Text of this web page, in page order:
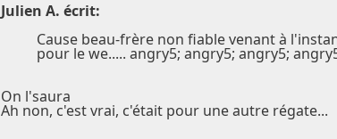
Julien A. écrit:
Cause beau-frère non fiable venant à
pour le we..... angry5; angry5; angry5;
On l'saura
Ah non, c'est vrai, c'était pour une autre régate...